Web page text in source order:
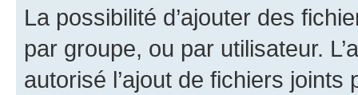
La possibilité d’ajouter des
par groupe, ou par utilisateur.
autorisé l’ajout de fichiers